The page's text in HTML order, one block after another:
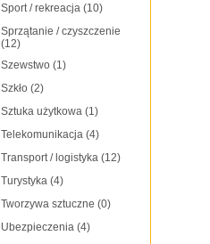
Sport / rekreacja (10)
Sprzątanie / czyszczenie
(12)
Szewstwo (1)
Szkło (2)
Sztuka użytkowa (1)
Telekomunikacja (4)
Transport / logistyka (12)
Turystyka (4)
Tworzywa sztuczne (0)
Ubezpieczenia (4)